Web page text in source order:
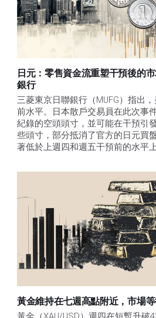
日元：零售資金流重塑干預後的
銀行
三菱東京日聯銀行（MUFG）指出
前水平。日本散戶交易員在此次事
紀錄的空頭頭寸，並可能在干預引
些頭寸，部分抵消了官方的日元買
著低於上週四和週五干預前的水平上
黃金維持在七週高點附近，市場